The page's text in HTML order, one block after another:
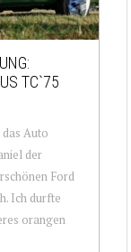
TC`75
Auto
der
Ford
Ich durfte
orangen